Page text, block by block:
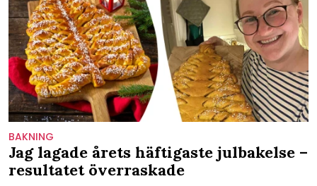
BAKNING
Jag lagade årets häftigaste julbakelse –
resultatet överraskade